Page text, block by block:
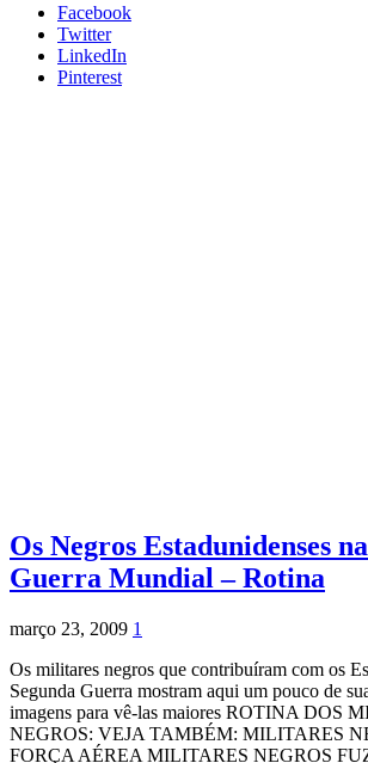
Facebook
Twitter
LinkedIn
Pinterest
Os Negros Estadunidenses
Guerra Mundial – Rotina
março 23, 2009 1
Os militares negros que contribuíram com os
Segunda Guerra mostram aqui um pouco de
imagens para vê-las maiores ROTINA DOS
NEGROS: VEJA TAMBÉM: MILITARES
FORÇA AÉREA MILITARES NEGROS